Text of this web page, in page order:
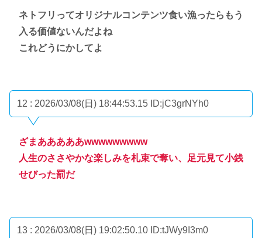
ネトフリってオリジナルコンテンツ食い漁ったらもう
入る価値ないんだよね
これどうにかしてよ
12 : 2026/03/08(日) 18:44:53.15 ID:jC3grNYh0
ざまあああああwwwwwwwww
人生のささやかな楽しみを札束で奪い、足元見て小銭
せびった罰だ
13 : 2026/03/08(日) 19:02:50.10 ID:tJWy9I3m0